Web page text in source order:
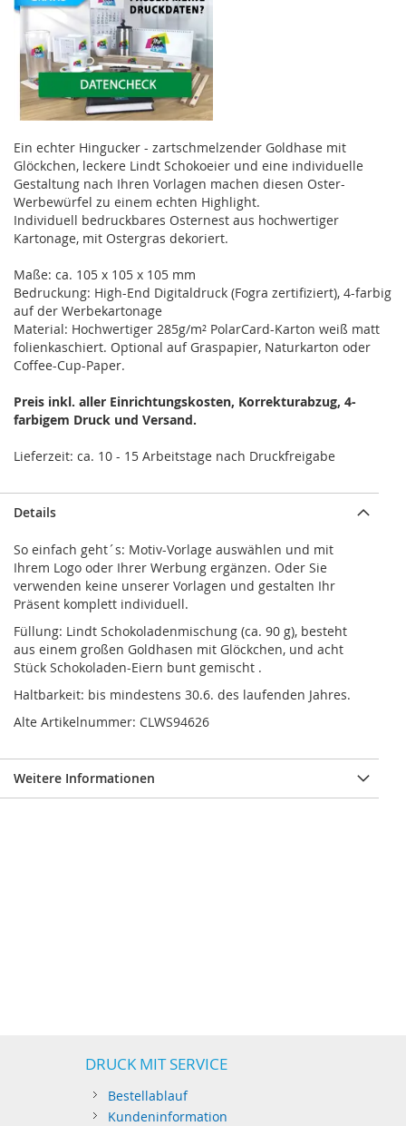
Ein echter Hingucker - zartschmelzender Goldhase mit
Glöckchen, leckere Lindt Schokoeier und eine individuelle
Gestaltung nach Ihren Vorlagen machen diesen Oster-
Werbewürfel zu einem echten Highlight.
Individuell bedruckbares Osternest aus hochwertiger
Kartonage, mit Ostergras dekoriert.
Maße: ca. 105 x 105 x 105 mm
Bedruckung: High-End Digitaldruck (Fogra zertifiziert), 4-farbig
auf der Werbekartonage
Material: Hochwertiger 285g/m² PolarCard-Karton weiß matt
folienkaschiert. Optional auf Graspapier, Naturkarton oder
Coffee-Cup-Paper.
Preis inkl. aller Einrichtungskosten, Korrekturabzug, 4-
farbigem Druck und Versand.
Lieferzeit: ca. 10 - 15 Arbeitstage nach Druckfreigabe
Details
So einfach geht´s: Motiv-Vorlage auswählen und mit
Ihrem Logo oder Ihrer Werbung ergänzen. Oder Sie
verwenden keine unserer Vorlagen und gestalten Ihr
Präsent komplett individuell.
Füllung: Lindt Schokoladenmischung (ca. 90 g), besteht
aus einem großen Goldhasen mit Glöckchen, und acht
Stück Schokoladen-Eiern bunt gemischt .
Haltbarkeit: bis mindestens 30.6. des laufenden Jahres.
Alte Artikelnummer: CLWS94626
Weitere Informationen
DRUCK MIT SERVICE
Bestellablauf
Kundeninformation